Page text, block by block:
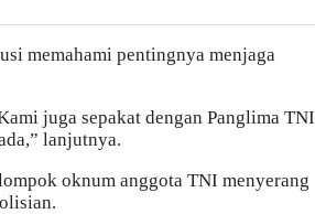
memahami pentingnya menjaga
juga sepakat dengan Panglima TNI
lanjutnya.
oknum anggota TNI menyerang